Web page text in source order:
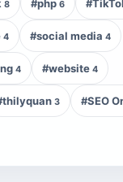
8 #php6
4 #social media4
4 #website4
3 #SEO